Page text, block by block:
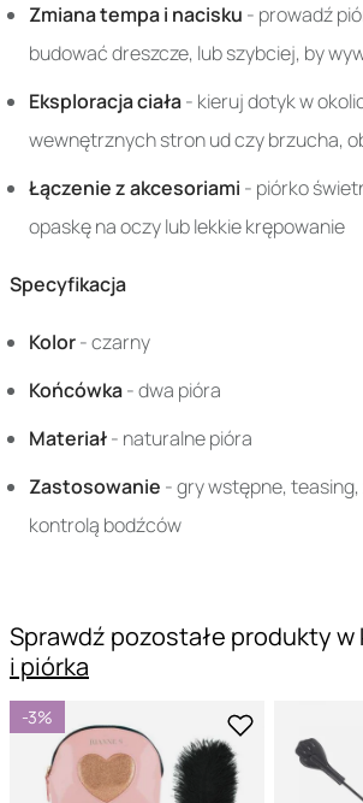
Zmiana tempa i nacisku - prowadź
budować dreszcze, lub szybciej, by
Eksploracja ciała- kieruj dotyk w
wewnętrznych stron ud czy brzucha,
Łączenie z akcesoriami - piórko
opaskę na oczy lub lekkie krępowanie
Specyfikacja
Kolor- czarny
Końcówka- dwa pióra
Materiał- naturalne pióra
Zastosowanie - gry wstępne,
kontrolą bodźców
Sprawdź pozostałe produkty w
i piórka
-3%